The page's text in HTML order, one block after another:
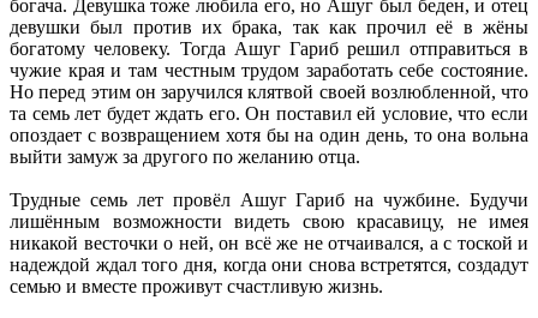
богача. Девушка тоже любила его, но Ашуг был беден, и отец
девушки был против их брака, так как прочил её в жёны
богатому человеку. Тогда Ашуг Гариб решил отправиться в
чужие края и там честным трудом заработать себе состояние.
Но перед этим он заручился клятвой своей возлюбленной, что
та семь лет будет ждать его. Он поставил ей условие, что если
опоздает с возвращением хотя бы на один день, то она вольна
выйти замуж за другого по желанию отца.
Трудные семь лет провёл Ашуг Гариб на чужбине. Будучи
лишённым возможности видеть свою красавицу, не имея
никакой весточки о ней, он всё же не отчаивался, а с тоской и
надеждой ждал того дня, когда они снова встретятся, создадут
семью и вместе проживут счастливую жизнь.